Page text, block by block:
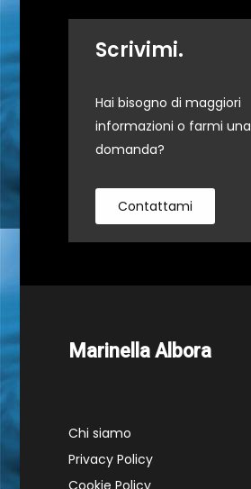
Scrivimi.
Hai bisogno di maggiori
informazioni o farmi una
domanda?
Contattami
Marinella Albora
Chi siamo
Privacy Policy
Cookie Policy